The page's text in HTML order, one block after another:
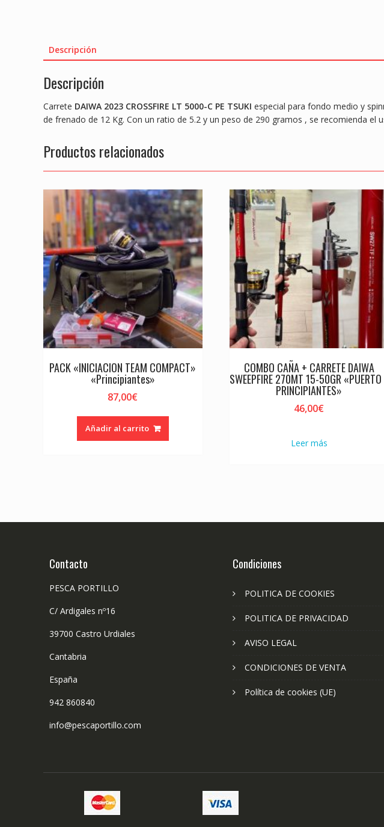
Descripción
Descripción
Carrete DAIWA 2023 CROSSFIRE LT 5000-C PE TSUKI especial para fondo medio y
de frenado de 12 Kg. Con un ratio de 5.2 y un peso de 290 gramos , se recomienda
Productos relacionados
PACK «INICIACION TEAM COMPACT»
«Principiantes»
87,00€
Añadir al carrito
COMBO CAÑA + CARRETE DAIWA
SWEEPFIRE 270MT 15-50GR
PRINCIPIANTES»
46,00€
Leer más
Contacto
PESCA PORTILLO
C/ Ardigales nº16
39700 Castro Urdiales
Cantabria
España
942 860840
info@pescaportillo.com
Condiciones
POLITICA DE COOKIES
POLITICA DE PRIVACIDAD
AVISO LEGAL
CONDICIONES DE VENTA
Política de cookies (UE)